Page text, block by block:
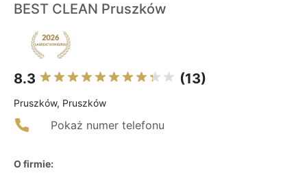
BEST CLEAN Pruszków
8.3 (13)
Pruszków, Pruszków
Pokaż numer telefonu
O firmie: